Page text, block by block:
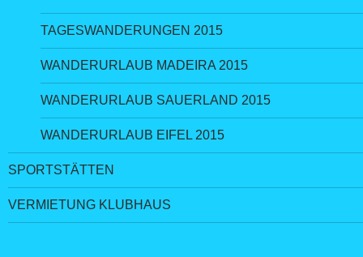
TAGESWANDERUNGEN 2015
WANDERURLAUB MADEIRA 2015
WANDERURLAUB SAUERLAND 2015
WANDERURLAUB EIFEL 2015
SPORTSTÄTTEN
VERMIETUNG KLUBHAUS